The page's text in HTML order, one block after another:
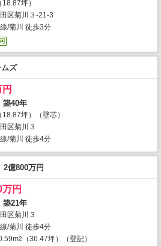
（18.87坪）
区菊川３-21-3
/菊川 徒歩3分
ズ
40年
（18.87坪）（壁芯）
区菊川３
/菊川 徒歩4分
2億800万円
円
21年
区菊川３
/菊川 徒歩4分
2
（36.47坪）（登記）